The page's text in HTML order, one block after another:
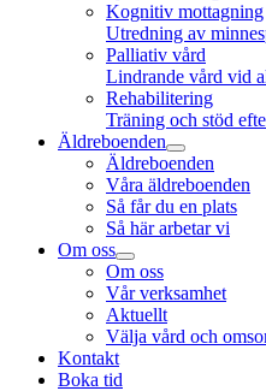
Kognitiv mottagning
Utredning av
Palliativ vård
Lindrande vård vid
Rehabilitering
Träning och stöd
Äldreboenden
Äldreboenden
Våra äldreboenden
Så får du en plats
Så här arbetar vi
Om oss
Om oss
Vår verksamhet
Aktuellt
Välja vård och
Kontakt
Boka tid